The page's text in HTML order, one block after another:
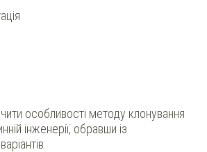
особливості методу клонування
інженерії, обравши із